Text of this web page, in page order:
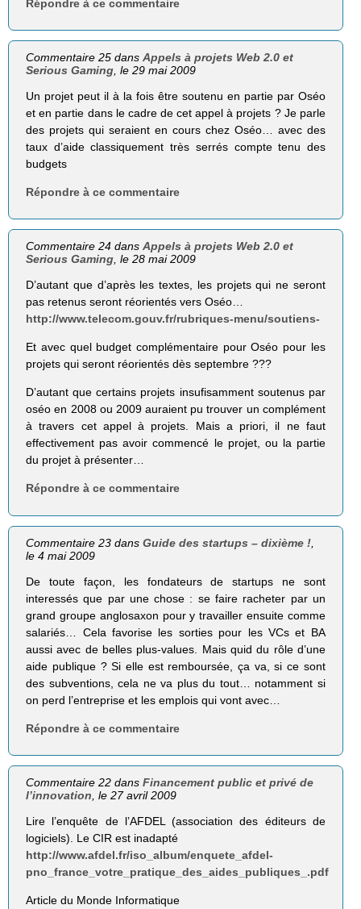
Répondre à ce commentaire
Commentaire 25 dansAppels à projets Web 2.0 et
Serious Gaming , le 29 mai 2009
Un projet peut il à la fois être soutenu en partie par Oséo
et en partie dans le cadre de cet appel à projets ? Je parle
des projets qui seraient en cours chez Oséo… avec des
taux d’aide classiquement très serrés compte tenu des
budgets
Répondre à ce commentaire
Commentaire 24 dansAppels à projets Web 2.0 et
Serious Gaming , le 28 mai 2009
D’autant que d’après les textes, les projets qui ne seront
pas retenus seront réorientés vers Oséo…
http://www.telecom.gouv.fr/rubriques-menu/soutiens-
Et avec quel budget complémentaire pour Oséo pour les
projets qui seront réorientés dès septembre ???
D’autant que certains projets insufisamment soutenus par
oséo en 2008 ou 2009 auraient pu trouver un complément
à travers cet appel à projets. Mais a priori, il ne faut
effectivement pas avoir commencé le projet, ou la partie
du projet à présenter…
Répondre à ce commentaire
Commentaire 23 dansGuide des startups – dixième !
le 4 mai 2009
De toute façon, les fondateurs de startups ne sont
interessés que par une chose : se faire racheter par un
grand groupe anglosaxon pour y travailler ensuite comme
salariés… Cela favorise les sorties pour les VCs et BA
aussi avec de belles plus-values. Mais quid du rôle d’une
aide publique ? Si elle est remboursée, ça va, si ce sont
des subventions, cela ne va plus du tout… notamment si
on perd l’entreprise et les emplois qui vont avec…
Répondre à ce commentaire
Commentaire 22 dansFinancement public et privé de
l’innovation , le 27 avril 2009
Lire l’enquête de l’AFDEL (association des éditeurs de
logiciels). Le CIR est inadapté
http://www.afdel.fr/iso_album/enquete_afdel-
pno_france_votre_pratique_des_aides_publiques_.pdf
Article du Monde Informatique